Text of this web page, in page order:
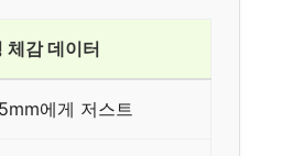
체감 데이터
에게 저스트